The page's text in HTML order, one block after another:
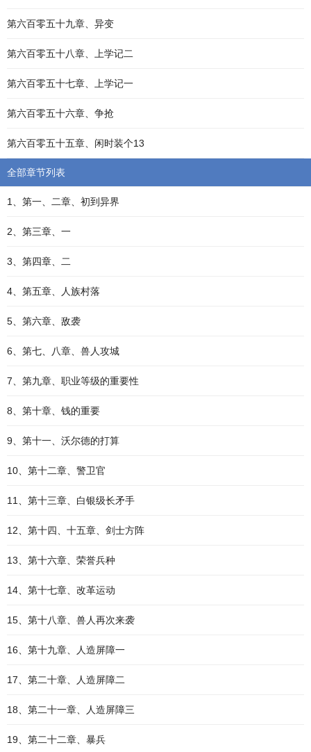
第六百零五十九章、异变
第六百零五十八章、上学记二
第六百零五十七章、上学记一
第六百零五十六章、争抢
第六百零五十五章、闲时装个13
全部章节列表
1、第一、二章、初到异界
2、第三章、一
3、第四章、二
4、第五章、人族村落
5、第六章、敌袭
6、第七、八章、兽人攻城
7、第九章、职业等级的重要性
8、第十章、钱的重要
9、第十一、沃尔德的打算
10、第十二章、警卫官
11、第十三章、白银级长矛手
12、第十四、十五章、剑士方阵
13、第十六章、荣誉兵种
14、第十七章、改革运动
15、第十八章、兽人再次来袭
16、第十九章、人造屏障一
17、第二十章、人造屏障二
18、第二十一章、人造屏障三
19、第二十二章、暴兵